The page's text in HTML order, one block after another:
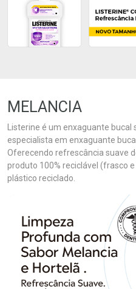
MELANCIA
Listerine é um enxaguante
especialista em enxaguante
Oferecendo refrescância suave
produto 100% reciclável (frasco
plástico reciclado.